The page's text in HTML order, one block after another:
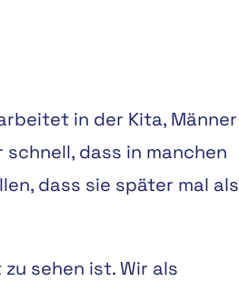
in der Kita, Männer
schnell, dass in manchen
dass sie später mal als
sehen ist. Wir als